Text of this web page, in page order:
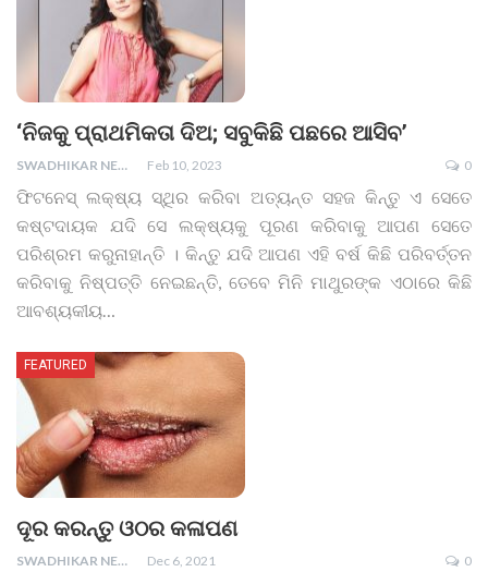
‘ନିଜକୁ ପ୍ରାଥମିକତା ଦିଅ; ସବୁକିଛି ପଛରେ ଆସିବ’
SWADHIKAR NEWS Feb 10, 2023 0
ଫିଟନେସ୍ ଲକ୍ଷ୍ୟ ସ୍ଥିର କରିବା ଅତ୍ୟନ୍ତ ସହଜ କିନ୍ତୁ ଏ ସେତେ
କଷ୍ଟଦାୟକ ଯଦି ସେ ଲକ୍ଷ୍ୟକୁ ପୂରଣ କରିବାକୁ ଆପଣ ସେତେ
ପରିଶ୍ରମ କରୁନାହାନ୍ତି । କିନ୍ତୁ ଯଦି ଆପଣ ଏହି ବର୍ଷ କିଛି ପରିବର୍ତ୍ତନ
କରିବାକୁ ନିଷ୍ପତ୍ତି ନେଇଛନ୍ତି, ତେବେ ମିନି ମାଥୁରଙ୍କ ଏଠାରେ କିଛି
ଆବଶ୍ୟକୀୟ
FEATURED
ଦୂର କରନ୍ତୁ ଓଠର କଳାପଣ
SWADHIKAR NEWS Dec 6, 2021 0